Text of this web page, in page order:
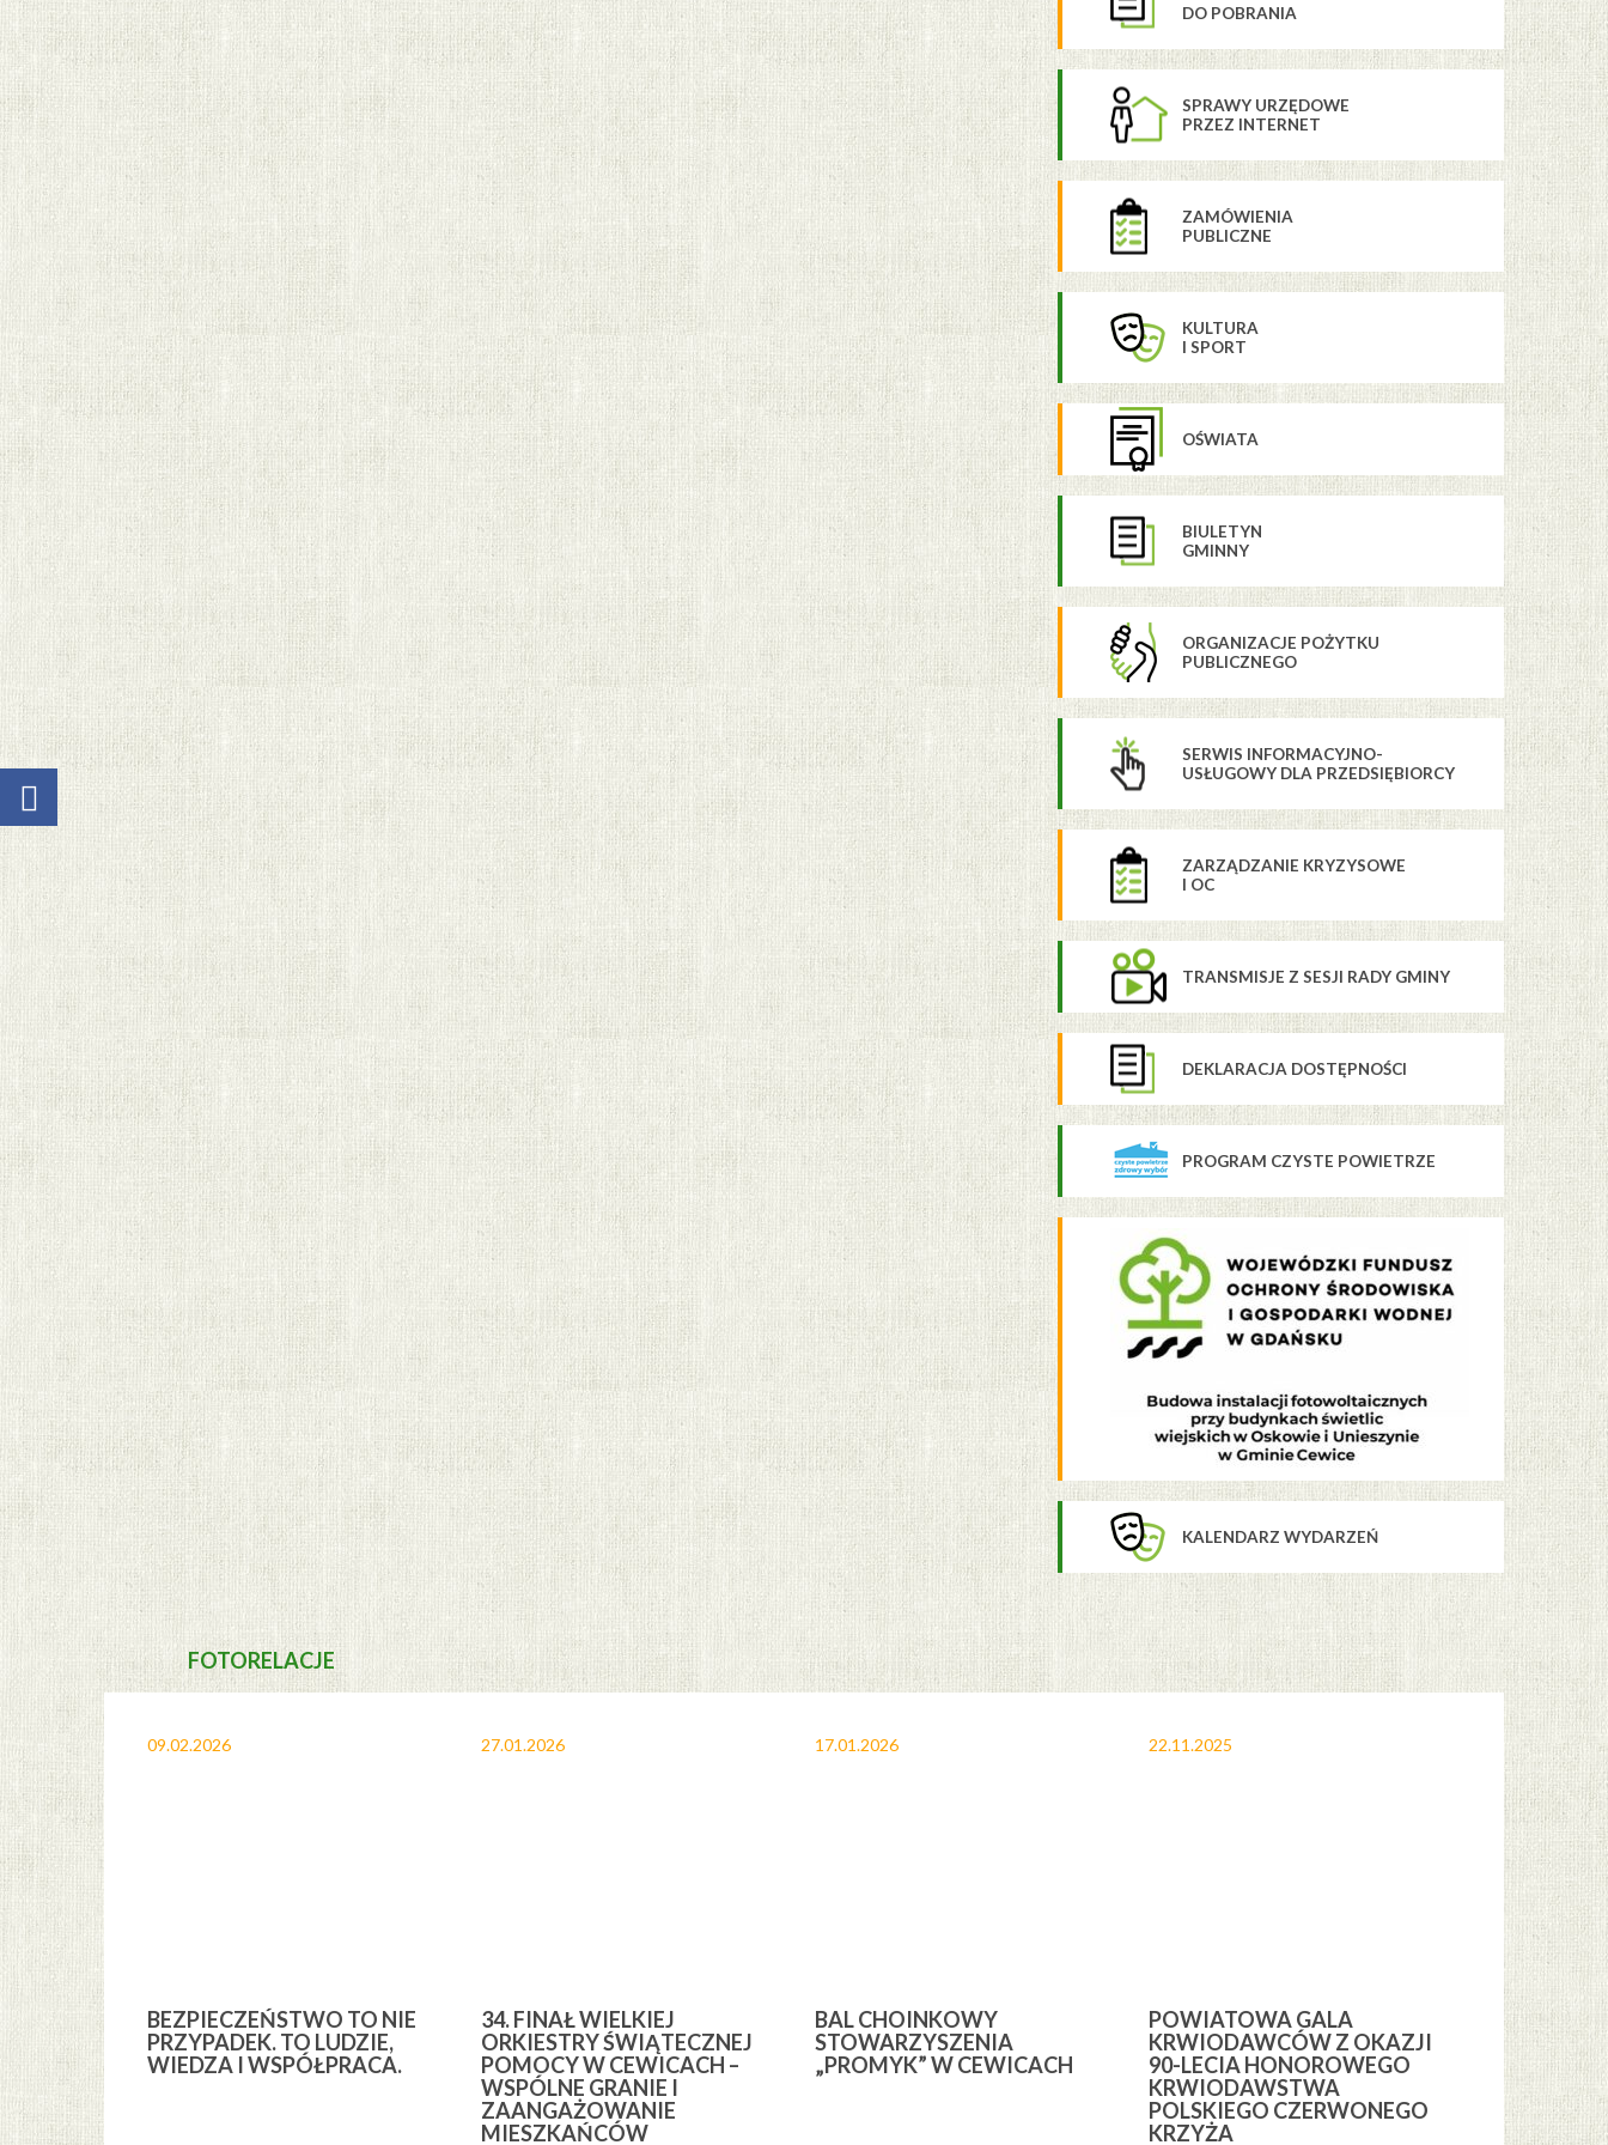
DO POBRANIA
SPRAWY URZĘDOWE
PRZEZ INTERNET
ZAMÓWIENIA
PUBLICZNE
KULTURA
I SPORT
OŚWIATA
BIULETYN
GMINNY
ORGANIZACJE POŻYTKU
PUBLICZNEGO
SERWIS INFORMACYJNO-
USŁUGOWY DLA PRZEDSIĘBIORCY
ZARZĄDZANIE KRYZYSOWE
I OC
TRANSMISJE Z SESJI RADY GMINY
DEKLARACJA DOSTĘPNOŚCI
PROGRAM CZYSTE POWIETRZE
KALENDARZ WYDARZEŃ
FOTORELACJE
Z
GMINY
09.02.2026
BEZPIECZEŃSTWO TO NIE
PRZYPADEK. TO LUDZIE,
WIEDZA I WSPÓŁPRACA.
27.01.2026
34. FINAŁ WIELKIEJ
ORKIESTRY ŚWIĄTECZNEJ
POMOCY W CEWICACH –
WSPÓLNE GRANIE I
ZAANGAŻOWANIE
MIESZKAŃCÓW
17.01.2026
BAL CHOINKOWY
STOWARZYSZENIA
„PROMYK” W CEWICACH
22.11.2025
POWIATOWA GALA
KRWIODAWCÓW Z OKAZJI
90-LECIA HONOROWEGO
KRWIODAWSTWA
POLSKIEGO CZERWONEGO
KRZYŻA
12.11.2025
OBCHODY
ŚWIĘTA
GMINIE